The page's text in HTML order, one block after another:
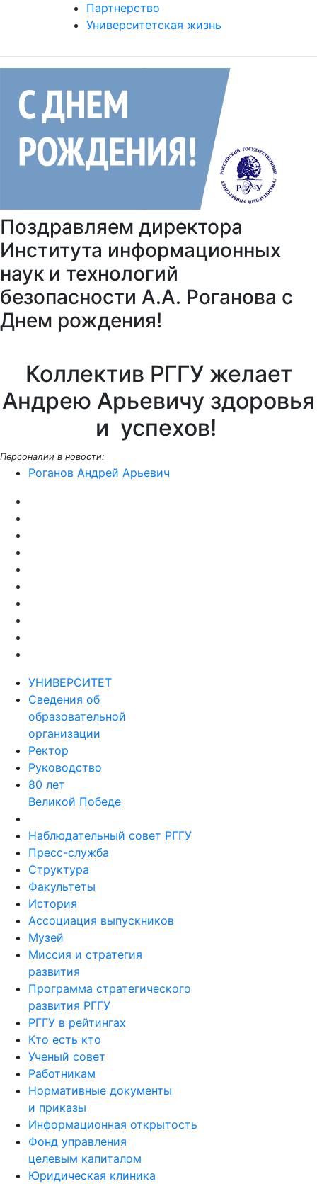
Общество
Партнерство
Поздравляем директора
Института информационных
наук и технологий
безопасности А.А. Роганова с
Днем рождения!
Коллектив РГГУ желает
Андрею Арьевичу здоровья
и успехов!
Персоналии в новости:
УНИВЕРСИТЕТ
Сведения об
образовательной
организации
Ректор
Руководство
80 лет
Наблюдательный совет РГГУ
Пресс-служба
Структура
Факультеты
История
Ассоциация выпускников
Музей
Миссия и стратегия
развития
Программа стратегического
развития РГГУ
РГГУ в рейтингах
Кто есть кто
Ученый совет
Работникам
Нормативные документы
и приказы
Информационная открытость
Фонд управления
целевым капиталом